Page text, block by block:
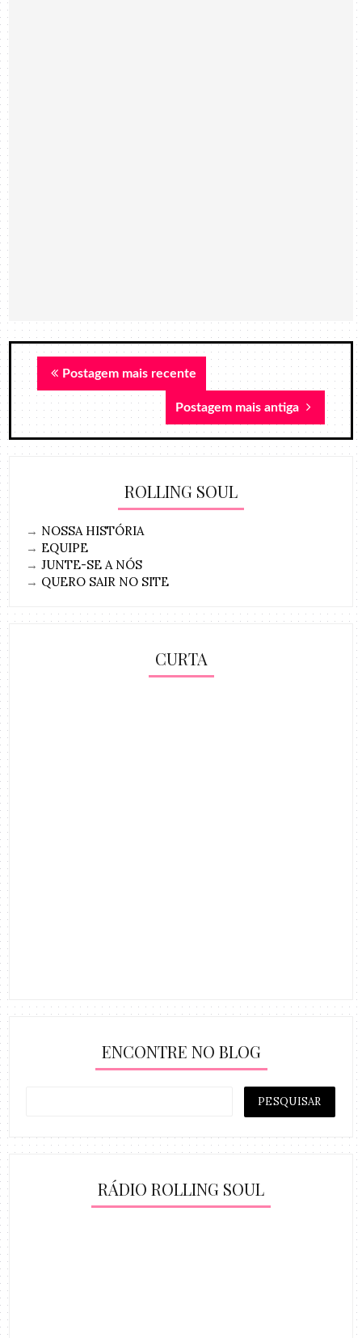
Postagem mais recente
Postagem mais antiga
ROLLING SOUL
→ NOSSA HISTÓRIA
→ EQUIPE
→JUNTE-SE A NÓS
→ QUERO SAIR NO SITE
CURTA
ENCONTRE NO BLOG
RÁDIO ROLLING SOUL